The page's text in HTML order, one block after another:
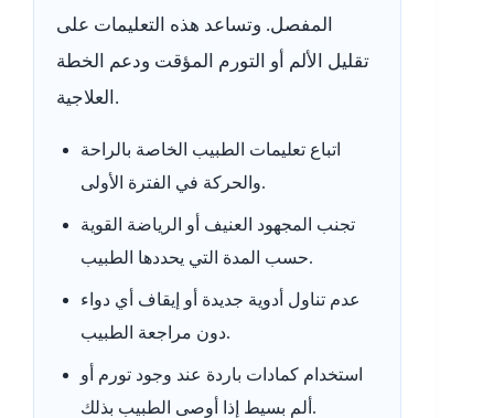
المفصل. وتساعد هذه التعليمات على
تقليل الألم أو التورم المؤقت ودعم الخطة
العلاجية.
اتباع تعليمات الطبيب الخاصة بالراحة
والحركة في الفترة الأولى.
تجنب المجهود العنيف أو الرياضة القوية
حسب المدة التي يحددها الطبيب.
عدم تناول أدوية جديدة أو إيقاف أي دواء
دون مراجعة الطبيب.
استخدام كمادات باردة عند وجود تورم أو
ألم بسيط إذا أوصى الطبيب بذلك.